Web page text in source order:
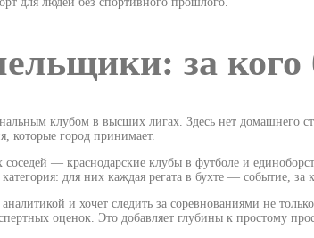
за кого
клубом в высших лигах. Здесь нет домашнего
которые город принимает.
— краснодарские клубы в футболе и
для них каждая регата в бухте — событие,
и хочет следить за соревнованиями не
оценок. Это добавляет глубины к простому